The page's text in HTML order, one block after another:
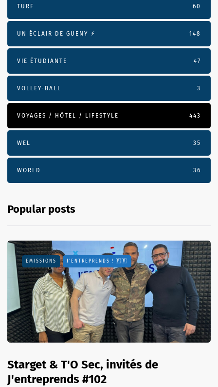
TURF 60
UN ÉCLAIR DE GUENY ⚡️ 148
VIE ÉTUDIANTE 47
VOLLEY-BALL 3
VOYAGES / HÔTEL / LIFESTYLE 443
WEL 35
WORLD 36
Popular posts
EMISSIONS J'ENTREPRENDS ! 🇫🇷
Starget & T'O Sec, invités de
J'entreprends #102